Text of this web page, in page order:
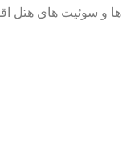
ها و سوئیت های هتل